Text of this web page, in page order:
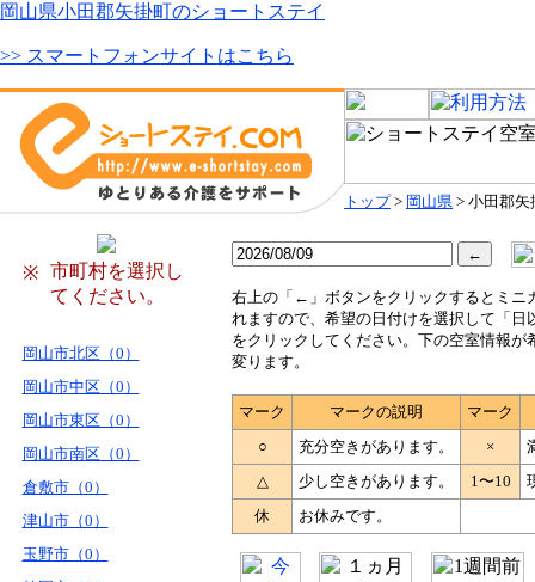
岡山県小田郡矢掛町のショートステイ
>> スマートフォンサイトはこちら
トップ> 岡山県 > 小田郡矢
※
市町村を選択し
てください。
岡山市北区（0）
岡山市中区（0）
岡山市東区（0）
岡山市南区（0）
倉敷市（0）
津山市（0）
玉野市（0）
右上の「←」ボタンをクリックするとミニ
れますので、希望の日付けを選択して「日
をクリックしてください。下の空室情報が
変ります。
マーク マークの説明
マーク
○
充分空きがあります。 ×
△
少し空きがあります。 1〜10
休
お休みです。